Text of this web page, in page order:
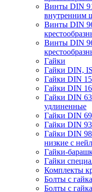
Винты DIN
внутренним
Винты DIN
Винты DIN
Гайки
Гайки DIN,
Гайки DIN
Гайки DIN
Гайки DIN
удлиненные
Гайки DIN
Гайки DIN
Гайки DIN
низкие с
Гайки-
Гайки
Комплекты
Болты с
Болты с